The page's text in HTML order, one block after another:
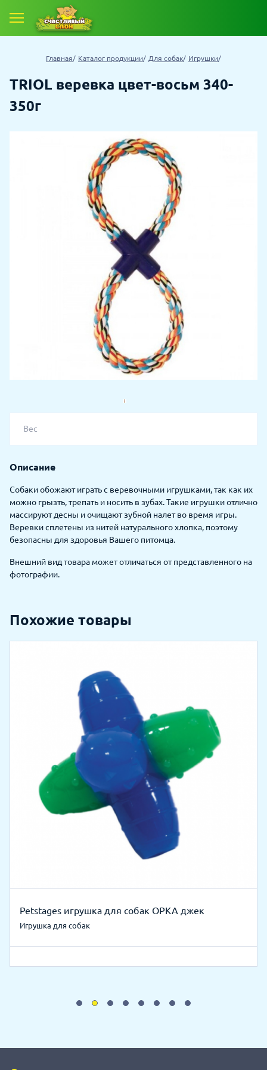
Главная Каталог продукции Для собак Игрушки
TRIOL веревка цвет-восьм 340-
350г
Вес
Описание
Собаки обожают играть с веревочными игрушками, так как их
можно грызть, трепать и носить в зубах. Такие игрушки отлично
массируют десны и очищают зубной налет во время игры.
Веревки сплетены из нитей натурального хлопка, поэтому
безопасны для здоровья Вашего питомца.
Внешний вид товара может отличаться от представленного на
фотографии.
Похожие товары
Petstages игрушка для собак ОРКА джек
Игрушка для собак